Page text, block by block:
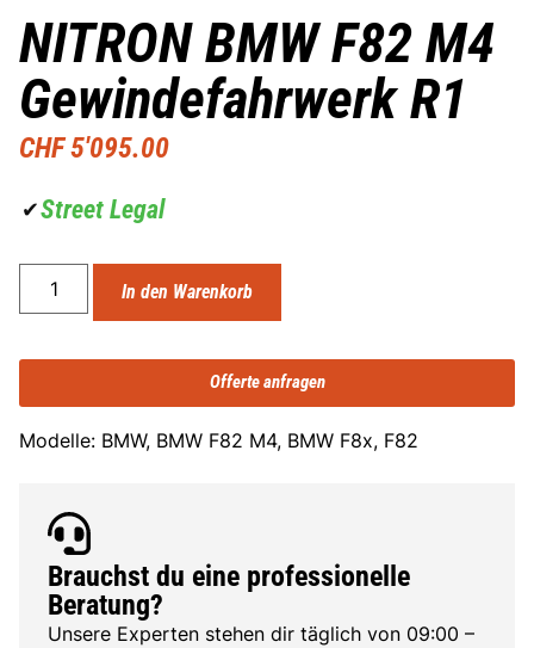
NITRON BMW F82 M4
Gewindefahrwerk R1
CHF5'095.00
✔Street Legal
In den Warenkorb
Offerte anfragen
Modelle: BMW, BMW F82 M4, BMW F8x, F82
Brauchst du eine professionelle
Beratung?
Unsere Experten stehen dir täglich von 09:00 –